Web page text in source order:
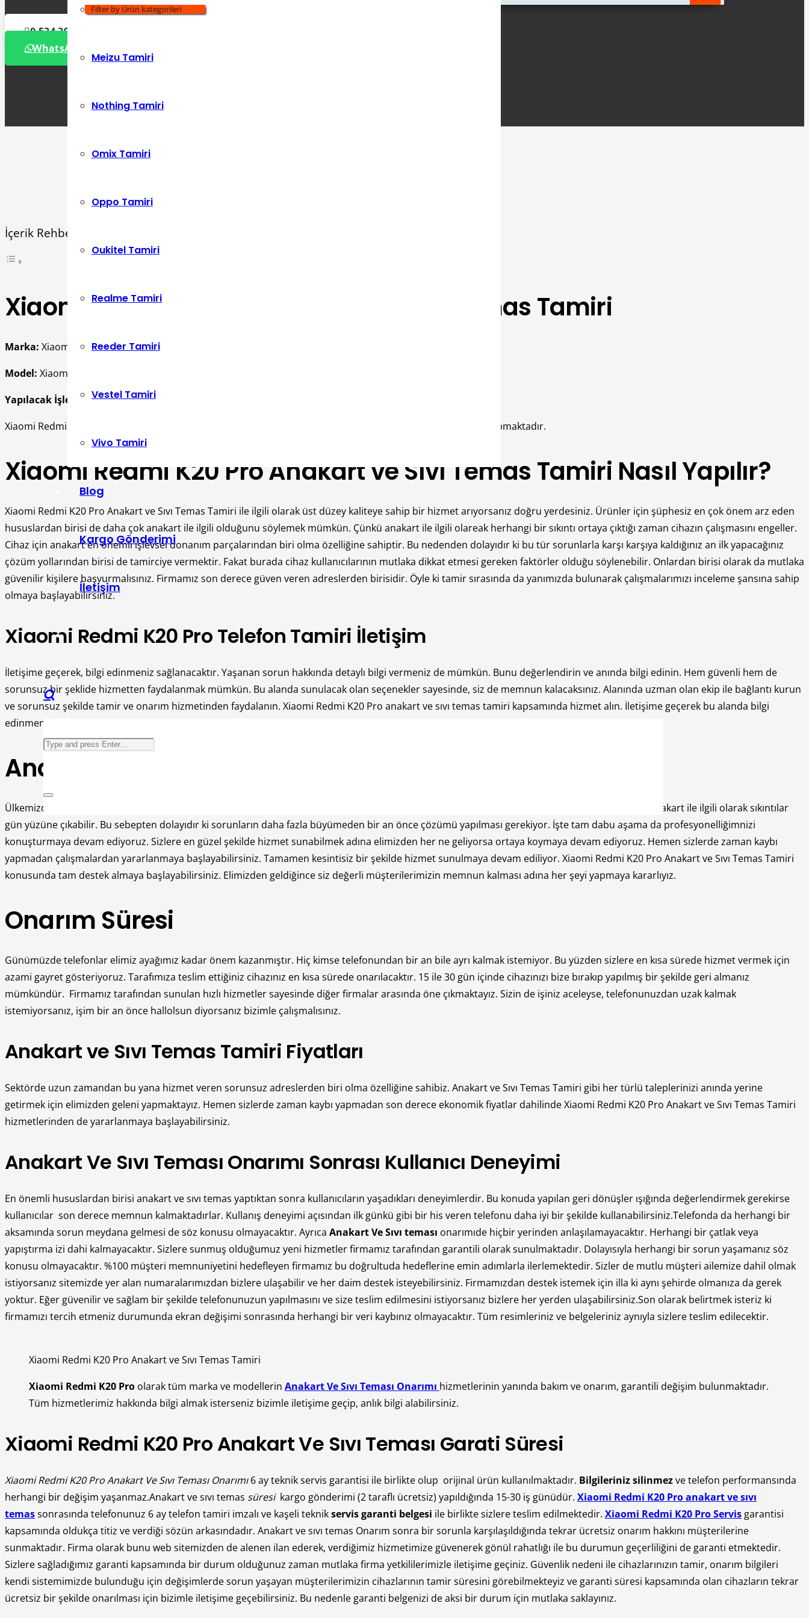
Lenovo Tamiri
Meizu Tamiri
Nothing Tamiri
Omix Tamiri
Oppo Tamiri
Oukitel Tamiri
Realme Tamiri
Reeder Tamiri
Vestel Tamiri
Vivo Tamiri
Blog
Kargo Gönderimi
İletişim
Filter by Ürün kategorileri
0 534 392 72 86
WhatsApp Destek Hattı
İçerik Rehberi
Xiaomi Redmi K20 Pro Anakart ve Sıvı Temas Tamiri
Marka: Xiaomi
Model: Xiaomi Redmi K20 Pro
Yapılacak İşlem:Anakart Ve Sıvı Temas
Xiaomi Redmi K20 Pro anakart ve sıvı temas tamirinin yapılması konusunda uzman ekibimiz elinden geleni yapmaktadır.
Xiaomi Redmi K20 Pro Anakart ve Sıvı Temas Tamiri Nasıl Yapılır?
Xiaomi Redmi K20 Pro Anakart ve Sıvı Temas Tamiri ile ilgili olarak üst düzey kaliteye sahip bir hizmet arıyorsanız doğru yerdesiniz. Ürünler için şüphesiz en çok önem arz eden
hususlardan birisi de daha çok anakart ile ilgili olduğunu söylemek mümkün. Çünkü anakart ile ilgili olareak herhangi bir sıkıntı ortaya çıktığı zaman cihazın çalışmasını engeller.
Cihaz için anakart en önemli işlevsel donanım parçalarından biri olma özelliğine sahiptir. Bu nedenden dolayıdır ki bu tür sorunlarla karşı karşıya kaldığınız an ilk yapacağınız
çözüm yollarından birisi de tamirciye vermektir. Fakat burada cihaz kullanıcılarının mutlaka dikkat etmesi gereken faktörler olduğu söylenebilir. Onlardan birisi olarak da mutlaka
güvenilir kişilere başvurmalısınız. Firmamız son derece güven veren adreslerden birisidir. Öyle ki tamir sırasında da yanımızda bulunarak çalışmalarımızı inceleme şansına sahip
olmaya başlayabilirsiniz.
Xiaomi Redmi K20 Pro Telefon Tamiri İletişim
İletişime geçerek, bilgi edinmeniz sağlanacaktır. Yaşanan sorun hakkında detaylı bilgi vermeniz de mümkün. Bunu değerlendirin ve anında bilgi edinin. Hem güvenli hem de
sorunsuz bir şeklide hizmetten faydalanmak mümkün. Bu alanda sunulacak olan seçenekler sayesinde, siz de memnun kalacaksınız. Alanında uzman olan ekip ile bağlantı kurun
ve sorunsuz şekilde tamir ve onarım hizmetinden faydalanın. Xiaomi Redmi K20 Pro anakart ve sıvı temas tamiri kapsamında hizmet alın. İletişime geçerek bu alanda bilgi
edinmeniz sağlanıyor olacak.
Anakart ve Sıvı Temas Tamiri
Ülkemizde bakıldığı zaman tercih edilen markalardan birisi olarak da Xiaomi Redmi K20 Pro geliyor. Bu markalı cihazlarda da zaman geçtik sıra anakart ile ilgili olarak sıkıntılar
gün yüzüne çıkabilir. Bu sebepten dolayıdır ki sorunların daha fazla büyümeden bir an önce çözümü yapılması gerekiyor. İşte tam dabu aşama da profesyonelliğimnizi
konuşturmaya devam ediyoruz. Sizlere en güzel şekilde hizmet sunabilmek adına elimizden her ne geliyorsa ortaya koymaya devam ediyoruz. Hemen sizlerde zaman kaybı
yapmadan çalışmalardan yararlanmaya başlayabilirsiniz. Tamamen kesintisiz bir şekilde hizmet sunulmaya devam ediliyor. Xiaomi Redmi K20 Pro Anakart ve Sıvı Temas Tamiri
konusunda tam destek almaya başlayabilirsiniz. Elimizden geldiğince siz değerli müşterilerimizin memnun kalması adına her şeyi yapmaya kararlıyız.
Onarım Süresi
Günümüzde telefonlar elimiz ayağımız kadar önem kazanmıştır. Hiç kimse telefonundan bir an bile ayrı kalmak istemiyor. Bu yüzden sizlere en kısa sürede hizmet vermek için
azami gayret gösteriyoruz. Tarafımıza teslim ettiğiniz cihazınız en kısa sürede onarılacaktır. 15 ile 30 gün içinde cihazınızı bize bırakıp yapılmış bir şekilde geri almanız
mümkündür. Firmamız tarafından sunulan hızlı hizmetler sayesinde diğer firmalar arasında öne çıkmaktayız. Sizin de işiniz aceleyse, telefonunuzdan uzak kalmak
istemiyorsanız, işim bir an önce hallolsun diyorsanız bizimle çalışmalısınız.
Anakart ve Sıvı Temas Tamiri Fiyatları
Sektörde uzun zamandan bu yana hizmet veren sorunsuz adreslerden biri olma özelliğine sahibiz. Anakart ve Sıvı Temas Tamiri gibi her türlü taleplerinizi anında yerine
getirmek için elimizden geleni yapmaktayız. Hemen sizlerde zaman kaybı yapmadan son derece ekonomik fiyatlar dahilinde Xiaomi Redmi K20 Pro Anakart ve Sıvı Temas Tamiri
hizmetlerinden de yararlanmaya başlayabilirsiniz.
Anakart Ve Sıvı Teması Onarımı Sonrası Kullanıcı Deneyimi
En önemli hususlardan birisi anakart ve sıvı temas yaptıktan sonra kullanıcıların yaşadıkları deneyimlerdir. Bu konuda yapılan geri dönüşler ışığında değerlendirmek gerekirse
kullanıcılar son derece memnun kalmaktadırlar. Kullanış deneyimi açısından ilk günkü gibi bir his veren telefonu daha iyi bir şekilde kullanabilirsiniz.Telefonda da herhangi bir
aksamında sorun meydana gelmesi de söz konusu olmayacaktır. Ayrıca Anakart Ve Sıvı teması onarımıde hiçbir yerinden anlaşılamayacaktır. Herhangi bir çatlak veya
yapıştırma izi dahi kalmayacaktır. Sizlere sunmuş olduğumuz yeni hizmetler firmamız tarafından garantili olarak sunulmaktadır. Dolayısıyla herhangi bir sorun yaşamanız söz
konusu olmayacaktır. %100 müşteri memnuniyetini hedefleyen firmamız bu doğrultuda hedeflerine emin adımlarla ilerlemektedir. Sizler de mutlu müşteri ailemize dahil olmak
istiyorsanız sitemizde yer alan numaralarımızdan bizlere ulaşabilir ve her daim destek isteyebilirsiniz. Firmamızdan destek istemek için illa ki aynı şehirde olmanıza da gerek
yoktur. Eğer güvenilir ve sağlam bir şekilde telefonunuzun yapılmasını ve size teslim edilmesini istiyorsanız bizlere her yerden ulaşabilirsiniz.Son olarak belirtmek isteriz ki
firmamızı tercih etmeniz durumunda ekran değişimi sonrasında herhangi bir veri kaybınız olmayacaktır. Tüm resimleriniz ve belgeleriniz aynıyla sizlere teslim edilecektir.
Xiaomi Redmi K20 Pro Anakart ve Sıvı Temas Tamiri
Xiaomi Redmi K20 Pro olarak tüm marka ve modellerin Anakart Ve Sıvı Teması Onarımı hizmetlerinin yanında bakım ve onarım, garantili değişim bulunmaktadır.
Tüm hizmetlerimiz hakkında bilgi almak isterseniz bizimle iletişime geçip, anlık bilgi alabilirsiniz.
Xiaomi Redmi K20 Pro Anakart Ve Sıvı Teması Garati Süresi
Xiaomi Redmi K20 Pro Anakart Ve Sıvı Teması Onarımı6 ay teknik servis garantisi ile birlikte olup orijinal ürün kullanılmaktadır. Bilgileriniz silinmezve telefon performansında
herhangi bir değişim yaşanmaz.Anakart ve sıvı temas süresikargo gönderimi (2 taraflı ücretsiz) yapıldığında 15-30 iş günüdür. Xiaomi Redmi K20 Pro anakart ve sıvı
temassonrasında telefonunuz 6 ay telefon tamiri imzalı ve kaşeli teknikservis garanti belgesi ile birlikte sizlere teslim edilmektedir. Xiaomi Redmi K20 Pro Servis garantisi
kapsamında oldukça titiz ve verdiği sözün arkasındadır. Anakart ve sıvı temas Onarım sonra bir sorunla karşılaşıldığında tekrar ücretsiz onarım hakkını müşterilerine
sunmaktadır. Firma olarak bunu web sitemizden de alenen ilan ederek, verdiğimiz hizmetimize güvenerek gönül rahatlığı ile bu durumun geçerliliğini de garanti etmektedir.
Sizlere sağladığımız garanti kapsamında bir durum olduğunuz zaman mutlaka firma yetkililerimizle iletişime geçiniz. Güvenlik nedeni ile cihazlarınızın tamir, onarım bilgileri
kendi sistemimizde bulunduğu için değişimlerde sorun yaşayan müşterilerimizin cihazlarının tamir süresini görebilmekteyiz ve garanti süresi kapsamında olan cihazların tekrar
ücretsiz bir şekilde onarılması için bizimle iletişime geçebilirsiniz. Bu nedenle garanti belgenizi de aksi bir durum için mutlaka saklayınız.